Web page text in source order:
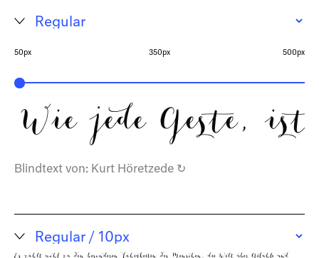
50px 350px 500px
Wie jede Geste,
Blindtext von: Kurt Höretzede ↻